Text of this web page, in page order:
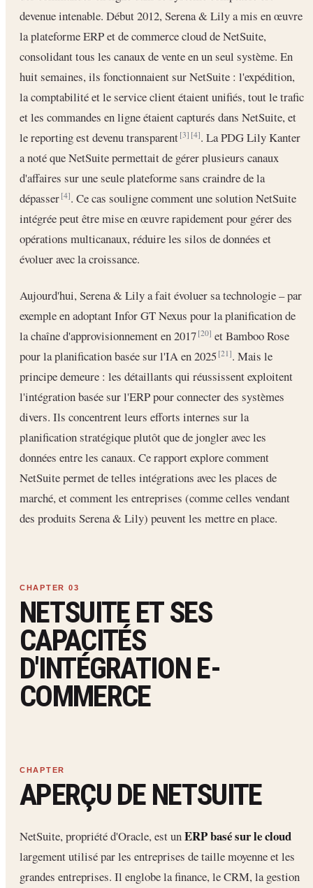
devenue intenable. Début 2012, Serena & Lily a mis en œuvre
la plateforme ERP et de commerce cloud de NetSuite,
consolidant tous les canaux de vente en un seul système. En
huit semaines, ils fonctionnaient sur NetSuite : l'expédition,
la comptabilité et le service client étaient unifiés, tout le trafic
et les commandes en ligne étaient capturés dans NetSuite, et
le reporting est devenu transparent[3] [4]. La PDG Lily Kanter
a noté que NetSuite permettait de gérer plusieurs canaux
d'affaires sur une seule plateforme sans craindre de la
dépasser[4]. Ce cas souligne comment une solution NetSuite
intégrée peut être mise en œuvre rapidement pour gérer des
opérations multicanaux, réduire les silos de données et
évoluer avec la croissance.
Aujourd'hui, Serena & Lily a fait évoluer sa technologie – par
exemple en adoptant Infor GT Nexus pour la planification de
la chaîne d'approvisionnement en 2017[20] et Bamboo Rose
pour la planification basée sur l'IA en 2025[21]. Mais le
principe demeure : les détaillants qui réussissent exploitent
l'intégration basée sur l'ERP pour connecter des systèmes
divers. Ils concentrent leurs efforts internes sur la
planification stratégique plutôt que de jongler avec les
données entre les canaux. Ce rapport explore comment
NetSuite permet de telles intégrations avec les places de
marché, et comment les entreprises (comme celles vendant
des produits Serena & Lily) peuvent les mettre en place.
NETSUITE ET SES
CAPACITÉS
D'INTÉGRATION E-
COMMERCE
APERÇU DE NETSUITE
NetSuite, propriété d'Oracle, est unERP basé sur le cloud
largement utilisé par les entreprises de taille moyenne et les
grandes entreprises. Il englobe la finance, le CRM, la gestion